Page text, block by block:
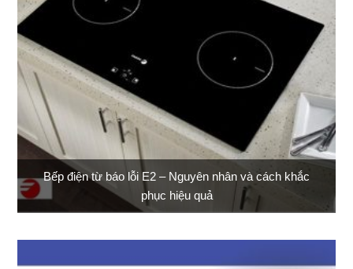
Bếp điện từ báo lỗi E2 – Nguyên nhân và cách khắc
phục hiệu quả